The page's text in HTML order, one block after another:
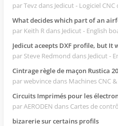
par Tevz dans Jedicut - Logiciel
What decides which part of an
par Keith R dans Jedicut - English
Jedicut aceepts DXF profile, but It
par Steve Redmond dans Jedicut -
Cintrage règle de maçon Rustica
par webvince dans Machines CNC
Circuits Imprimés pour les
par AERODEN dans Cartes de
bizarerie sur certains profils